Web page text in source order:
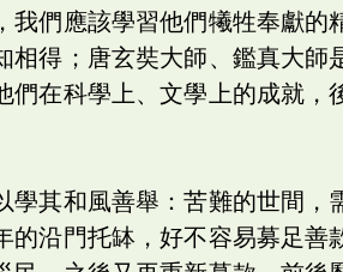
我們應該學習他們犧牲奉獻
相得；唐玄奘大師、鑑真大
們在科學上、文學上的成就
學其和風善舉：苦難的世間
的沿門托缽，好不容易募足